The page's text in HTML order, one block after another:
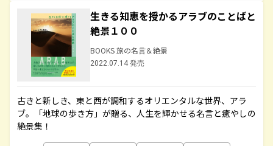
生きる知恵を授かるアラブのことばと
絶景１００
BOOKS 旅の名言＆絶景
2022.07.14 発売
古きと新しき、東と西が調和するオリエンタルな世界、アラ
ブ。「地球の歩き方」が贈る、人生を輝かせる名言と癒やしの
絶景集！